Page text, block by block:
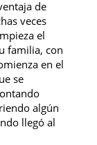
de
veces
el
familia, con
en el
se
algún
llegó al